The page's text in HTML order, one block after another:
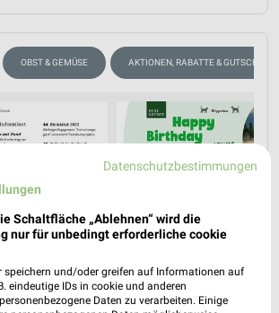
OBST & GEMÜSE AKTIONEN, RABATTE & GUTSCHEINE
Datenschutzbestimmungen
Schaltfläche „Ablehnen“ wird die
nur für unbedingt erforderliche cookie
speichern und/oder greifen auf Informationen auf
eindeutige IDs in cookie und anderen
Daten zu verarbeiten. Einige